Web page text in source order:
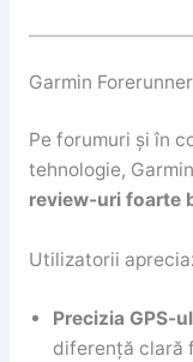
Garmin
Pe forumuri și în
tehnologie,
review-uri foarte
Utilizatorii
Precizia GPS-
diferență clară